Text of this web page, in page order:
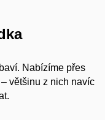
Nabízíme přes
většinu z nich navíc